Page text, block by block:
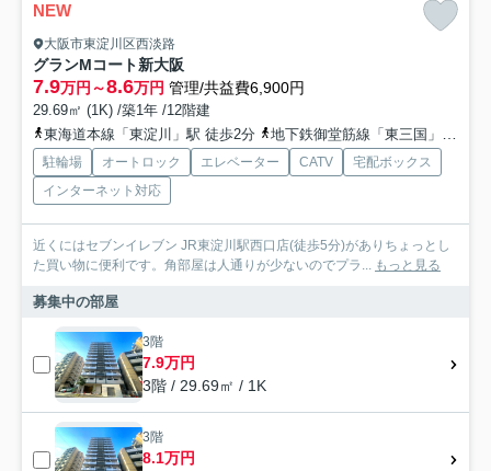
NEW
大阪市東淀川区西淡路
グランMコート新大阪
7.9万円～8.6万円 管理/共益費6,900円
29.69㎡ (1K) /築1年 /12階建
東海道本線「東淀川」駅 徒歩2分
地下鉄御堂筋線「東三国」駅 徒歩12分
駐輪場 オートロック エレベーター CATV
宅配ボックス
インターネット対応
近くにはセブンイレブン JR東淀川駅西口店(徒歩5分)がありちょっとし
た買い物に便利です。角部屋は人通りが少ないのでプラ... もっと見る
募集中の部屋
3階
7.9万円
3階 / 29.69㎡ / 1K
3階
8.1万円